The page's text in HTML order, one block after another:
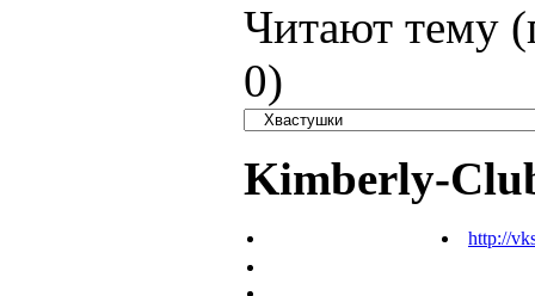
Читают тему
0)
Kimberly-
http://